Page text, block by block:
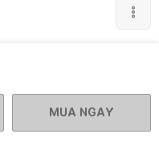
MUA NGAY